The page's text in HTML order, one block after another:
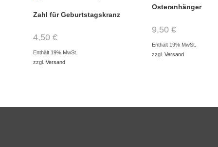
Zahl für Geburtstagskranz
4,50€
Enthält 19% MwSt.
zzgl.Versand
Osteranhänger
9,50€
Enthält 19% MwSt.
zzgl.Versand